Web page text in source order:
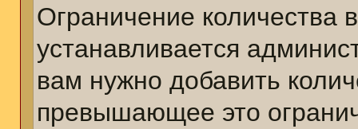
Ограничение количества
устанавливается
вам нужно добавить
превышающее это